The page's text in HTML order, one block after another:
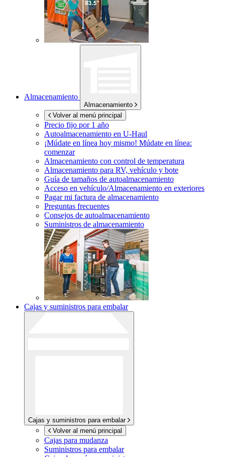
Almacenamiento
Almacenamiento
Volver al menú principal
Precio fijo por 1 año
Autoalmacenamiento en U-Haul
¡Múdate en línea hoy mismo! Múdate en línea:
comenzar
Almacenamiento con control de temperatura
Almacenamiento para RV, vehículo y bote
Guía de tamaños de autoalmacenamiento
Acceso en vehículo/Almacenamiento en exteriores
Pagar mi factura de almacenamiento
Preguntas frecuentes
Consejos de autoalmacenamiento
Suministros de almacenamiento
Cajas y suministros para embalar
Cajas y suministros para embalar
Volver al menú principal
Cajas para mudanza
Suministros para embalar